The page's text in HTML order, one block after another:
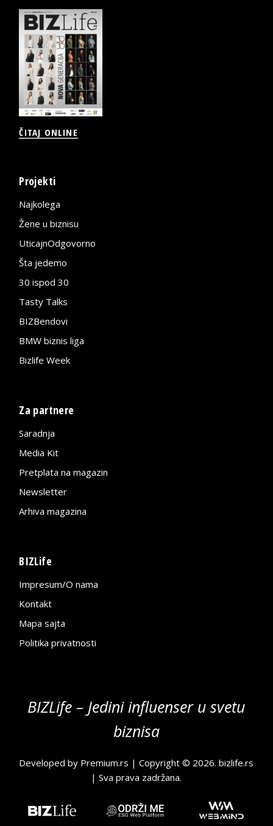
ČITAJ ONLINE
Projekti
Najkolega
Žene u biznisu
UticajnOdgovorno
Šta jedemo
30 ispod 30
Tasty Talks
BIZBendovi
BMW biznis liga
Bizlife Week
Za partnere
Saradnja
Media Kit
Pretplata na magazin
Newsletter
Arhiva magazina
BIZLife
Impresum/O nama
Kontakt
Mapa sajta
Politika privatnosti
BIZLife – Jedini influenser u svetu
biznisa
Developed by Premium.rs | Copyright © 2026.bizlife.rs
| Sva prava zadržana.